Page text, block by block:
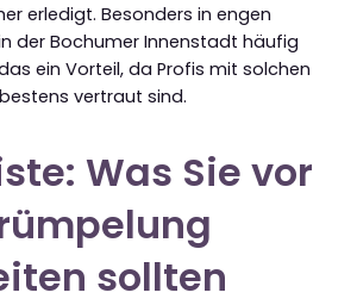
erledigt. Besonders in engen
der Bochumer Innenstadt häufig
ein Vorteil, da Profis mit solchen
vertraut sind.
Was Sie vor
sollten